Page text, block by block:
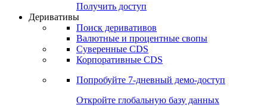
Получить доступ
Деривативы
Поиск деривативов
Валютные и процентные свопы
Суверенные CDS
Корпоративные CDS
Попробуйте 7-дневный демо-доступ
Откройте глобальную базу данных